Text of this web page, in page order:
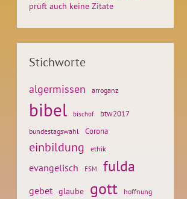
prüft auch keine Zitate
Stichworte
algermissen arroganz
bibel bischof btw2017
bundestagswahl Corona
einbildung ethik
evangelisch FSM fulda
gebet glaube gott
hoffnung